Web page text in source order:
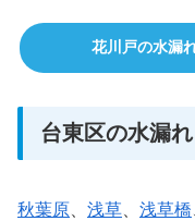
花川戸の水漏
台東区の水漏
秋葉原 浅草 浅草橋